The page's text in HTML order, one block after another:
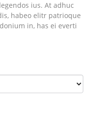
ius. At adhuc
habeo elitr patrioque
in, has ei everti